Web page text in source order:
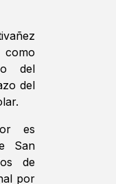
del
del
es
San
de
por